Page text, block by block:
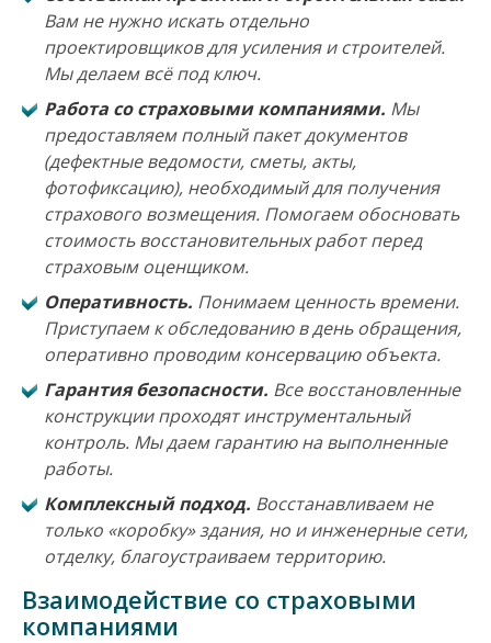
Вам не нужно искать отдельно
проектировщиков для усиления и строителей.
Мы делаем всё под ключ.
Работа со страховыми компаниями. Мы
предоставляем полный пакет документов
(дефектные ведомости, сметы, акты,
фотофиксацию), необходимый для получения
страхового возмещения. Помогаем обосновать
стоимость восстановительных работ перед
страховым оценщиком.
Оперативность. Понимаем ценность времени.
Приступаем к обследованию в день обращения,
оперативно проводим консервацию объекта.
Гарантия безопасности. Все восстановленные
конструкции проходят инструментальный
контроль. Мы даем гарантию на выполненные
работы.
Комплексный подход. Восстанавливаем не
только «коробку» здания, но и инженерные сети,
отделку, благоустраиваем территорию.
Взаимодействие со страховыми
компаниями